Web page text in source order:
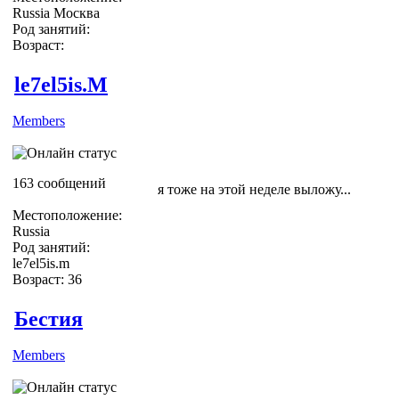
Russia Москва
Род занятий:
Возраст:
le7el5is.M
Members
163 сообщений
Местоположение:
Russia
Род занятий:
le7el5is.m
Возраст: 36
я тоже на этой неделе выложу...
Бестия
Members